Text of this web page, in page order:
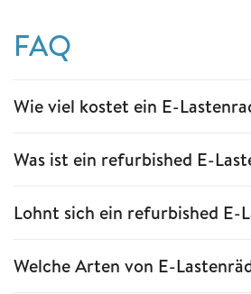
FAQ
Wie viel kostet ein E-
Was ist ein refurbished E-
Lohnt sich ein refurbished E-
Welche Arten von E-